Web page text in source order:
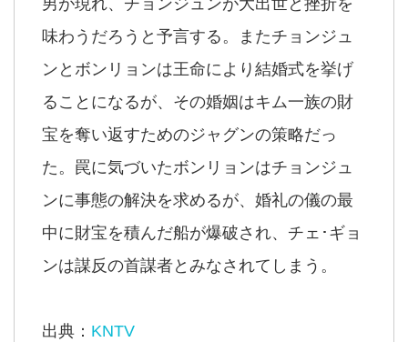
男が現れ、チョンジュンが大出世と挫折を
味わうだろうと予言する。またチョンジュ
ンとボンリョンは王命により結婚式を挙げ
ることになるが、その婚姻はキム一族の財
宝を奪い返すためのジャグンの策略だっ
た。罠に気づいたボンリョンはチョンジュ
ンに事態の解決を求めるが、婚礼の儀の最
中に財宝を積んだ船が爆破され、チェ･ギョ
ンは謀反の首謀者とみなされてしまう。
出典： KNTV